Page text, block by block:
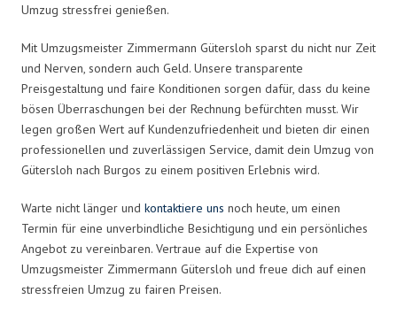
Umzug stressfrei genießen.
Mit Umzugsmeister Zimmermann Gütersloh sparst du nicht nur Zeit
und Nerven, sondern auch Geld. Unsere transparente
Preisgestaltung und faire Konditionen sorgen dafür, dass du keine
bösen Überraschungen bei der Rechnung befürchten musst. Wir
legen großen Wert auf Kundenzufriedenheit und bieten dir einen
professionellen und zuverlässigen Service, damit dein Umzug von
Gütersloh nach Burgos zu einem positiven Erlebnis wird.
Warte nicht länger und kontaktiere uns noch heute, um einen
Termin für eine unverbindliche Besichtigung und ein persönliches
Angebot zu vereinbaren. Vertraue auf die Expertise von
Umzugsmeister Zimmermann Gütersloh und freue dich auf einen
stressfreien Umzug zu fairen Preisen.